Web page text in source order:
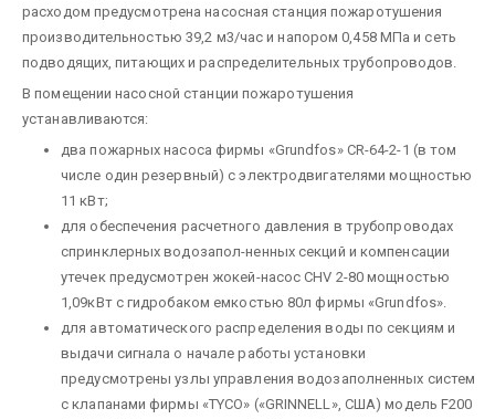
расходом предусмотрена насосная станция пожаротушения
производительностью 39,2 м3/час и напором 0,458 МПа и сеть
подводящих, питающих и распределительных трубопроводов.
В помещении насосной станции пожаротушения
устанавливаются:
два пожарных насоса фирмы «Grundfos» CR-64-2-1 (в том
числе один резервный) с электродвигателями мощностью
11 кВт;
для обеспечения расчетного давления в трубопроводах
спринклерных водозапол-ненных секций и компенсации
утечек предусмотрен жокей-насос СНV 2-80 мощностью
1,09кВт с гидробаком емкостью 80л фирмы «Grundfos».
для автоматического распределения воды по секциям и
выдачи сигнала о начале работы установки
предусмотрены узлы управления водозаполненных систем
с клапанами фирмы «TYCO» («GRINNELL», США) модель F200